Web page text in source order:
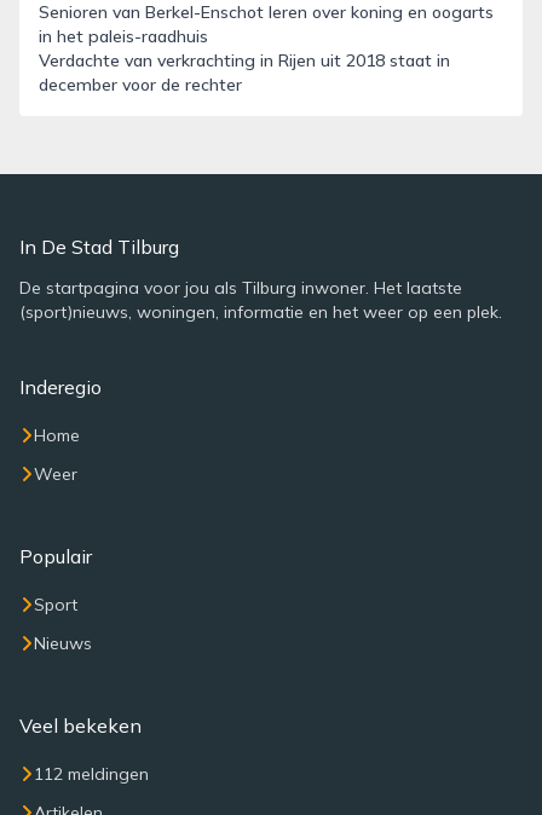
Senioren van Berkel-Enschot leren over koning en oogarts
in het paleis-raadhuis
Verdachte van verkrachting in Rijen uit 2018 staat in
december voor de rechter
In De Stad Tilburg
De startpagina voor jou als Tilburg inwoner. Het laatste
(sport)nieuws, woningen, informatie en het weer op een plek.
Inderegio
Home
Weer
Populair
Sport
Nieuws
Veel bekeken
112 meldingen